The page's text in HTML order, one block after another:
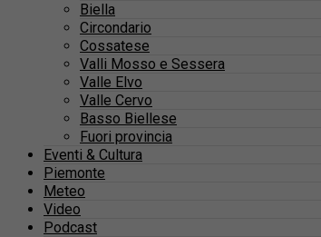
Biella
Circondario
Cossatese
Valli Mosso e Sessera
Valle Elvo
Valle Cervo
Basso Biellese
Fuori provincia
Eventi & Cultura
Piemonte
Meteo
Video
Podcast